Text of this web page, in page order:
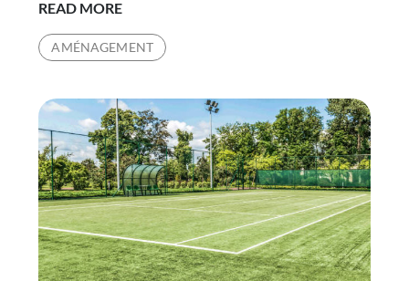
READ MOREQUEL
IMPACT
LE
A-
T-
IL
EU
SUR
LES
DÉCHETS
MÉNAGERS
AMÉNAGEMENT